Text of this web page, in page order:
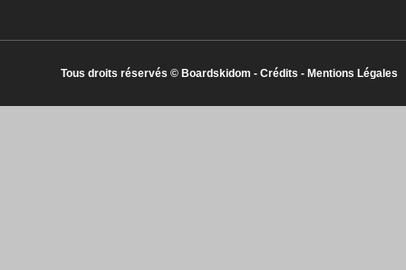
Tous droits réservés © Boardskidom - Crédits - Mentions Légales